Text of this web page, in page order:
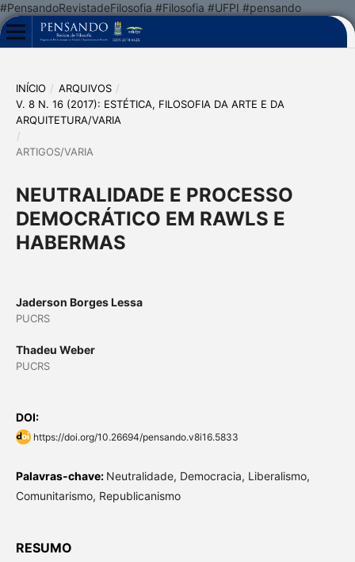
#PensandoRevistadeFilosofia #Filosofia #UFPI #pensando
INÍCIO / ARQUIVOS /
V. 8 N. 16 (2017): ESTÉTICA, FILOSOFIA DA ARTE E DA
ARQUITETURA/VARIA
/
ARTIGOS/VARIA
NEUTRALIDADE E PROCESSO
DEMOCRÁTICO EM RAWLS E
HABERMAS
Jaderson Borges Lessa
PUCRS
Thadeu Weber
PUCRS
DOI:
https://doi.org/10.26694/pensando.v8i16.5833
Palavras-chave: Neutralidade, Democracia, Liberalismo,
Comunitarismo, Republicanismo
RESUMO